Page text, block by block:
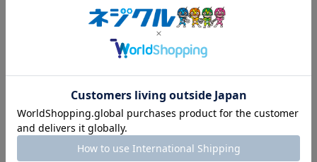
4. バラ購入と小箱購入を使い分ける
単価と発注回数を抑えやすくなります。 価格高騰時は「必
要なものだけを買う」と「よく使うものは切らさない」を